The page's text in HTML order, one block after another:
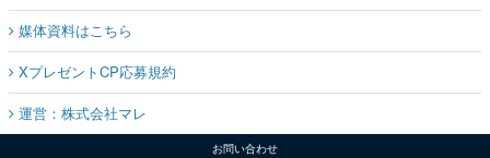
媒体資料はこちら
XプレゼントCP応募規約
運営：株式会社マレ
お問い合わせ